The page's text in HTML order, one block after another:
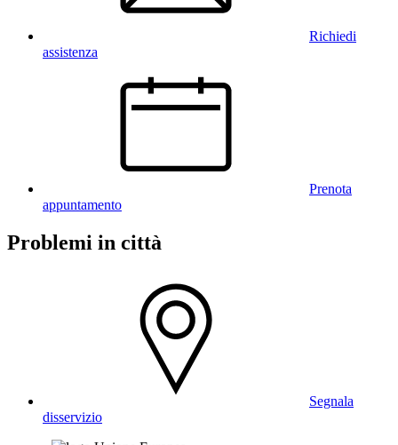
Richiedi
assistenza
Prenota
appuntamento
Problemi in città
Segnala
disservizio